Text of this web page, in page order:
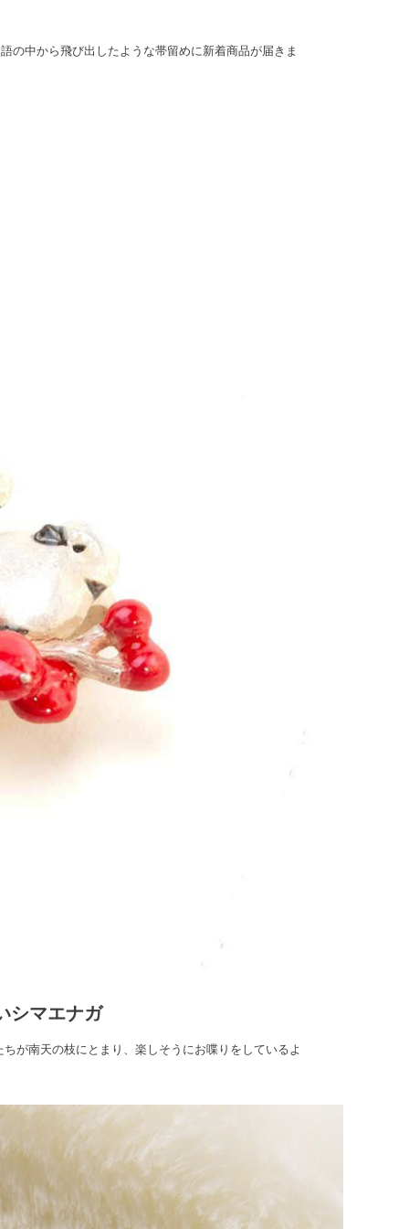
の中から飛び出したような帯留めに新着商品が届きま
シマエナガ
が南天の枝にとまり、楽しそうにお喋りをしているよ